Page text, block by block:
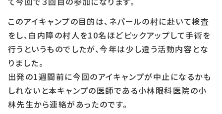
このアイキャンプの目的は、ネパールの村に赴いて検査
をし、白内障の村人を10名ほどピックアップして手術を
行うというものでしたが、今年は少し違う活動内容とな
りました。
出発の1週間前に今回のアイキャンプが中止になるかも
しれないと本キャンプの医師である小林眼科医院の小
林先生から連絡があったのです。